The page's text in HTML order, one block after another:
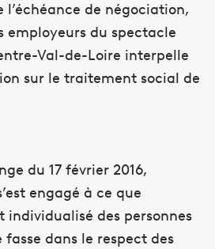
l’échéance de négociation,
employeurs du spectacle
Val-de-Loire interpelle
sur le traitement social de
du 17 février 2016,
engagé à ce que
individualisé des personnes
fasse dans le respect des